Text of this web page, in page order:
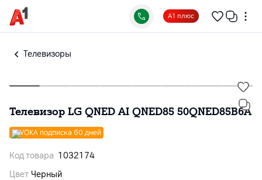
А1 плюс
Телевизоры
Телевизор LG QNED AI QNED85 50QNED85B6A
VOKA подписка 60 дней
Код товара 1032174
Цвет Черный